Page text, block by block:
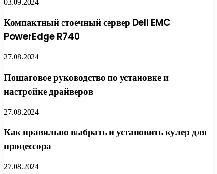
03.09.2024
Компактный стоечный сервер Dell EMC
PowerEdge R740
27.08.2024
Пошаговое руководство по установке и
настройке драйверов
27.08.2024
Как правильно выбрать и установить кулер для
процессора
27.08.2024